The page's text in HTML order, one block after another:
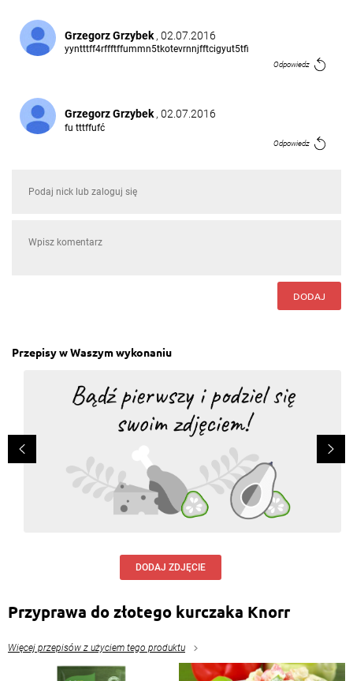
Grzegorz Grzybek , 02.07.2016
yyntttff4rffftffummn5tkotevrnnjfftcigyut5tfi
Odpowiedz
Grzegorz Grzybek, 02.07.2016
fu tttffufć
Odpowiedz
Grzegorz Grzybek
OdpowiedzDODAJ
Przepisy w Waszym wykonaniu
DODAJ ZDJĘCIE
Przyprawa do złotego kurczaka Knorr
Więcej przepisów z użyciem tego produktu